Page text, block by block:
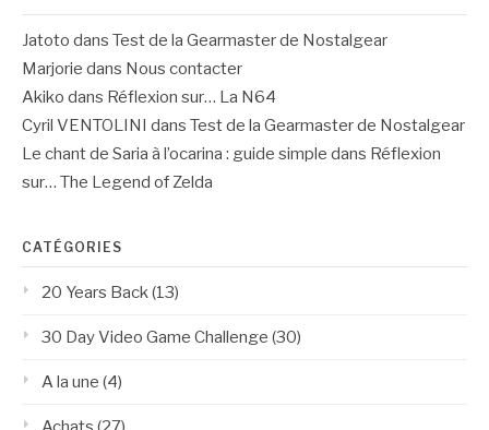
Jatoto dans Test de la Gearmaster de Nostalgear
Marjorie dans Nous contacter
Akiko dans Réflexion sur… La N64
Cyril VENTOLINI dans Test de la Gearmaster de Nostalgear
Le chant de Saria à l’ocarina : guide simple dans Réflexion
sur… The Legend of Zelda
CATÉGORIES
20 Years Back(13)
30 Day Video Game Challenge (30)
A la une (4)